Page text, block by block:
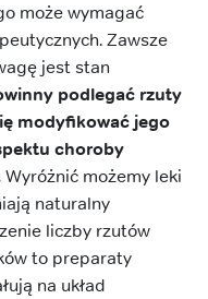
może wymagać
Zawsze
jest stan
podlegać rzuty
modyfikować jego
choroby
Wyróżnić możemy leki
naturalny
liczby rzutów
to preparaty
na układ